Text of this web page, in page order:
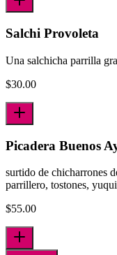
Salchi Provoleta
Una salchicha parrilla
$30.00
Picadera Buenos
surtido de chicharrones
parrillero, tostones,
$55.00